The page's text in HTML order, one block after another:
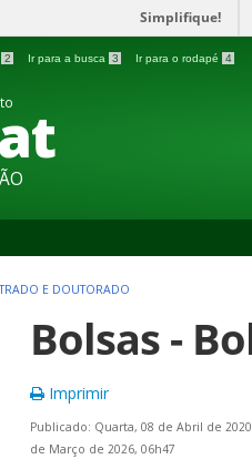
Simplifique!
2 Ir para a busca 3 Ir para o rodapé 4
E DOUTORADO
Bolsas -
Imprimir
Publicado: Quarta, 08 de Abril de
de Março de 2026, 06h47